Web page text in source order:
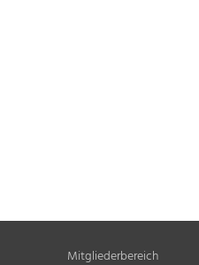
Mitgliederbereich